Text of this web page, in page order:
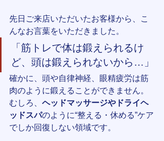
先日ご来店いただいたお客様から、こ
んなお言葉をいただきました。
「筋トレで体は鍛えられるけ
ど、頭は鍛えられないから…」
確かに、頭や自律神経、眼精疲労は筋
肉のように鍛えることができません。
むしろ、 ヘッドマッサージやドライヘ
ッドスパのように“整える・休める”ケア
でしか回復しない領域です。